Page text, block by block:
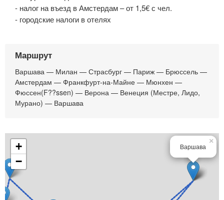
- налог на въезд в Амстердам – от 1,5€ с чел.
- городские налоги в отелях
Маршрут
Варшава — Милан — Страсбург — Париж — Брюссель —
Амстердам — Франкфурт-на-Майне — Мюнхен —
Фюссен(F??ssen) — Верона — Венеция (Местре, Лидо,
Мурано) — Варшава
Варшава
×
+
−